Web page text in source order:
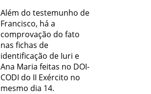
Além do testemunho de
Francisco, há a
comprovação do fato
nas fichas de
identificação de Iuri e
Ana Maria feitas no DOI-
CODI do II Exército no
mesmo dia 14.